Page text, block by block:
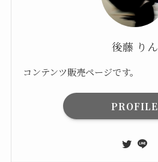
後藤 りん
コンテンツ販売ページです。
PROFILE